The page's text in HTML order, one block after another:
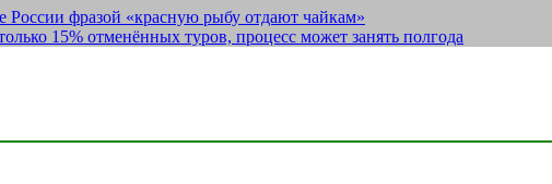
России фразой «красную рыбу отдают чайкам»
15% отменённых туров, процесс может занять полгода